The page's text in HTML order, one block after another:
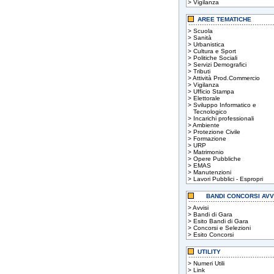
> Vigilanza
AREE TEMATICHE
> Scuola
> Sanità
> Urbanistica
> Cultura e Sport
> Politiche Sociali
> Servizi Demografici
> Tributi
>Attività Prod.Commercio
> Vigilanza
> Ufficio Stampa
> Elettorale
> Sviluppo Informatico e
Tecnologico
> Incarichi professionali
>Ambiente
> Protezione Civile
> Formazione
> URP
> Matrimonio
> Opere Pubbliche
> EMAS
> Manutenzioni
> Lavori Pubblici - Espropri
BANDI CONCORSI
>Avvisi
> Bandi di Gara
> Esito Bandi di Gara
> Concorsi e Selezioni
> Esito Concorsi
UTILITY
> Numeri Utili
> Link